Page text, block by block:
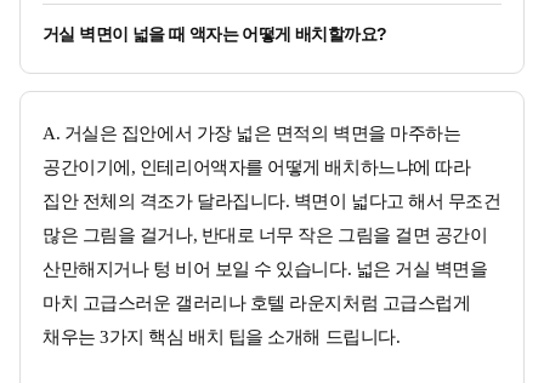
거실 벽면이 넓을 때 액자는 어떻게 배치할까요?
A. 거실은 집안에서 가장 넓은 면적의 벽면을 마주하는
공간이기에, 인테리어액자를 어떻게 배치하느냐에 따라
집안 전체의 격조가 달라집니다. 벽면이 넓다고 해서 무조건
많은 그림을 걸거나, 반대로 너무 작은 그림을 걸면 공간이
산만해지거나 텅 비어 보일 수 있습니다. 넓은 거실 벽면을
마치 고급스러운 갤러리나 호텔 라운지처럼 고급스럽게
채우는 3가지 핵심 배치 팁을 소개해 드립니다.